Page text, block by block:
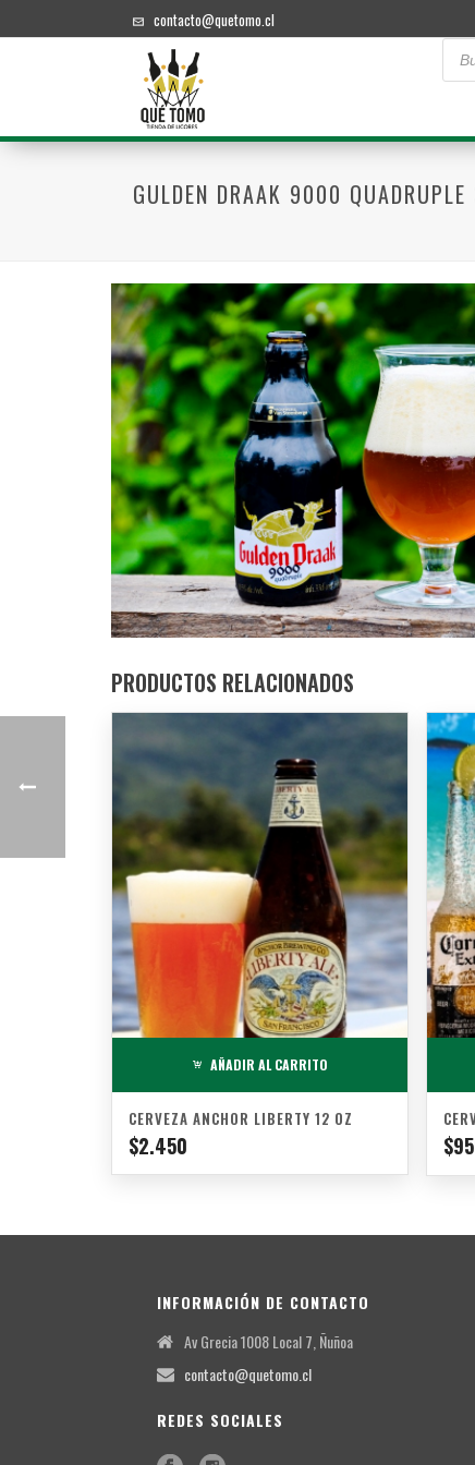
contacto@quetomo.cl
GULDEN DRAAK 9000
PRODUCTOS RELACIONADOS
AÑADIR AL CARRITO
CERVEZA ANCHOR LIBERTY 12 OZ
$2.450 $
INFORMACIÓN DE CONTACTO
Av Grecia 1008 Local 7, Ñuñoa
contacto@quetomo.cl
REDES SOCIALES